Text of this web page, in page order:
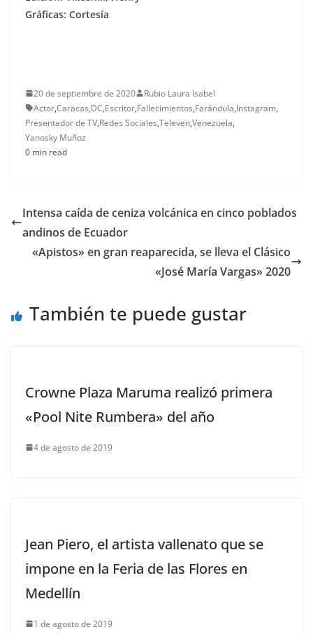
Gráficas: Cortesía
20 de septiembre de 2020
Rubio Laura Isabel
Actor,Caracas,DC,Escritor,Fallecimientos,Farándula,Instagram,
Presentador de TV,Redes Sociales,Televen,Venezuela,
Yanosky Muñoz
0 min read
Intensa caída de ceniza volcánica en cinco poblados
andinos de Ecuador
«Apistos» en gran reaparecida, se lleva el Clásico
«José María Vargas» 2020
También te puede gustar
Crowne Plaza Maruma realizó primera
«Pool Nite Rumbera» del año
4 de agosto de 2019
Jean Piero, el artista vallenato que se
impone en la Feria de las Flores en
Medellín
1 de agosto de 2019